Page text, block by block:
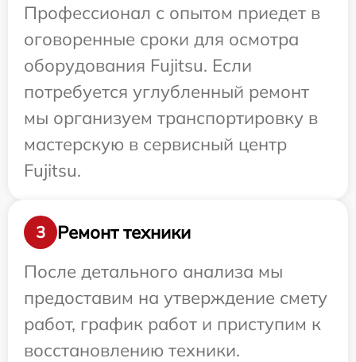
Профессионал с опытом приедет в
оговоренные сроки для осмотра
оборудования Fujitsu. Если
потребуется углубленный ремонт
мы организуем транспортировку в
мастерскую в сервисный центр
Fujitsu.
3
Ремонт техники
После детального анализа мы
предоставим на утверждение смету
работ, график работ и приступим к
восстановлению техники.